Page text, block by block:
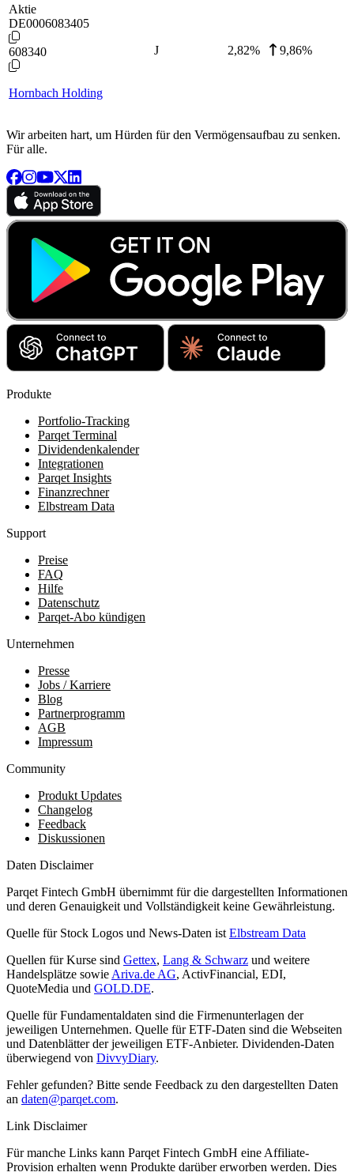
Aktie
DE0006083405
608340
Hornbach Holding
J 2,82% 9,86%
Wir arbeiten hart, um Hürden für den Vermögensaufbau zu senken.
Für alle.
Produkte
Portfolio-Tracking
Parqet Terminal
Dividendenkalender
Integrationen
Parqet Insights
Finanzrechner
Elbstream Data
Support
Preise
FAQ
Hilfe
Datenschutz
Parqet-Abo kündigen
Unternehmen
Presse
Jobs / Karriere
Blog
Partnerprogramm
AGB
Impressum
Community
Produkt Updates
Changelog
Feedback
Diskussionen
Daten Disclaimer
Parqet Fintech GmbH übernimmt für die dargestellten Informationen
und deren Genauigkeit und Vollständigkeit keine Gewährleistung.
Quelle für Stock Logos und News-Daten ist Elbstream Data
Quellen für Kurse sind Gettex, Lang & Schwarz und weitere
Handelsplätze sowie Ariva.de AG, ActivFinancial, EDI,
QuoteMedia und GOLD.DE.
Quelle für Fundamentaldaten sind die Firmenunterlagen der
jeweiligen Unternehmen. Quelle für ETF-Daten sind die Webseiten
und Datenblätter der jeweiligen ETF-Anbieter. Dividenden-Daten
überwiegend von DivvyDiary.
Fehler gefunden? Bitte sende Feedback zu den dargestellten Daten
an daten@parqet.com.
Link Disclaimer
Für manche Links kann Parqet Fintech GmbH eine Affiliate-
Provision erhalten wenn Produkte darüber erworben werden. Dies